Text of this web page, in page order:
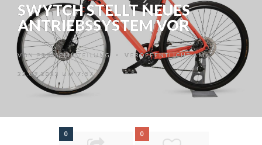
SWYTCH STELLT NEUES
ANTRIEBSSYSTEM VOR
VONPRESSEMITTEILUNG • VERÖFFENTLICHT AM
22.09.2023 UM 7:57
0 0